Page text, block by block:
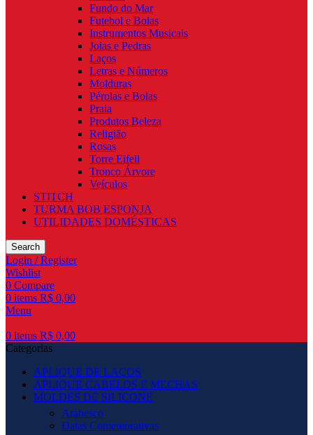
Fundo do Mar
Futebol e Bolas
Instrumentos Musicais
Joias e Pedras
Laços
Letras e Números
Molduras
Pérolas e Bolas
Praia
Produtos Beleza
Religião
Rosas
Torre Eifell
Tronco Árvore
Veículos
STITCH
TURMA BOB ESPONJA
UTILIDADES DOMÉSTICAS
Search
Login / Register
Wishlist
0 Compare
0 items R$ 0,00
Menu
0 items R$ 0,00
Categorias
APLIQUE DE LAÇOS
APLIQUE CABELOS E MECHAS
MOLDES DE SILICONE
Arabesco
Datas Comemorativas